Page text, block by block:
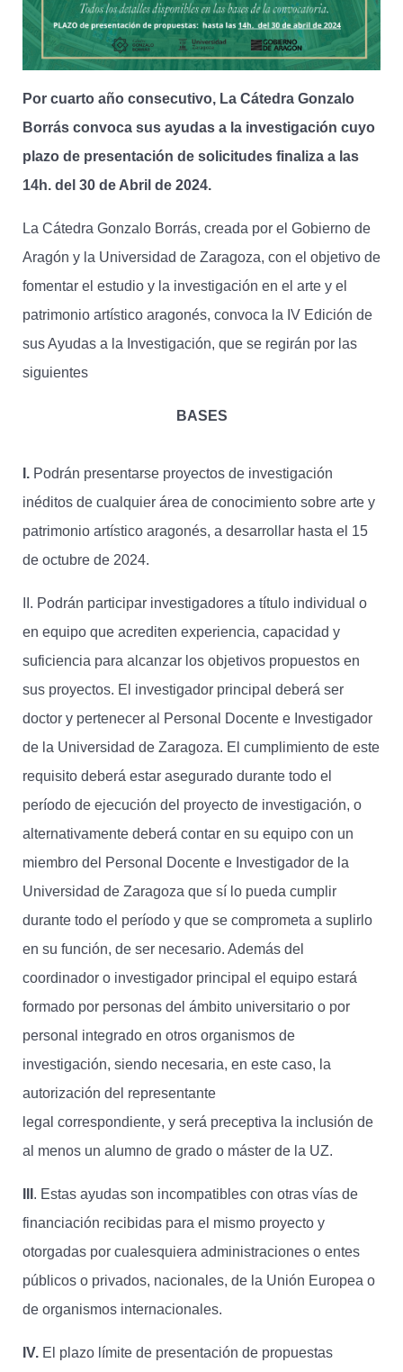
Por cuarto año consecutivo, La Cátedra Gonzalo
Borrás convoca sus ayudas a la investigación cuyo
plazo de presentación de solicitudes finaliza a las
14h. del 30 de Abril de 2024.
La Cátedra Gonzalo Borrás, creada por el Gobierno de
Aragón y la Universidad de Zaragoza, con el objetivo de
fomentar el estudio y la investigación en el arte y el
patrimonio artístico aragonés, convoca la IV Edición de
sus Ayudas a la Investigación, que se regirán por las
siguientes
BASES
I. Podrán presentarse proyectos de investigación
inéditos de cualquier área de conocimiento sobre arte y
patrimonio artístico aragonés, a desarrollar hasta el 15
de octubre de 2024.
II. Podrán participar investigadores a título individual o
en equipo que acrediten experiencia, capacidad y
suficiencia para alcanzar los objetivos propuestos en
sus proyectos. El investigador principal deberá ser
doctor y pertenecer al Personal Docente e Investigador
de la Universidad de Zaragoza. El cumplimiento de este
requisito deberá estar asegurado durante todo el
período de ejecución del proyecto de investigación, o
alternativamente deberá contar en su equipo con un
miembro del Personal Docente e Investigador de la
Universidad de Zaragoza que sí lo pueda cumplir
durante todo el período y que se comprometa a suplirlo
en su función, de ser necesario. Además del
coordinador o investigador principal el equipo estará
formado por personas del ámbito universitario o por
personal integrado en otros organismos de
investigación, siendo necesaria, en este caso, la
autorización del representante
legal correspondiente, y será preceptiva la inclusión de
al menos un alumno de grado o máster de la UZ.
. Estas ayudas son incompatibles con otras vías de
financiación recibidas para el mismo proyecto y
otorgadas por cualesquiera administraciones o entes
públicos o privados, nacionales, de la Unión Europea o
de organismos internacionales.
IV. El plazo límite de presentación de propuestas